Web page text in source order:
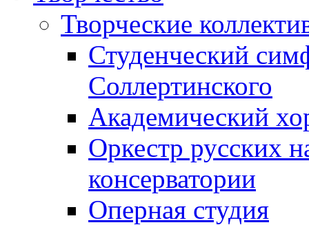
Творческие
Студенческий
Соллертинского
Академический
Оркестр русских
консерватории
Оперная студия